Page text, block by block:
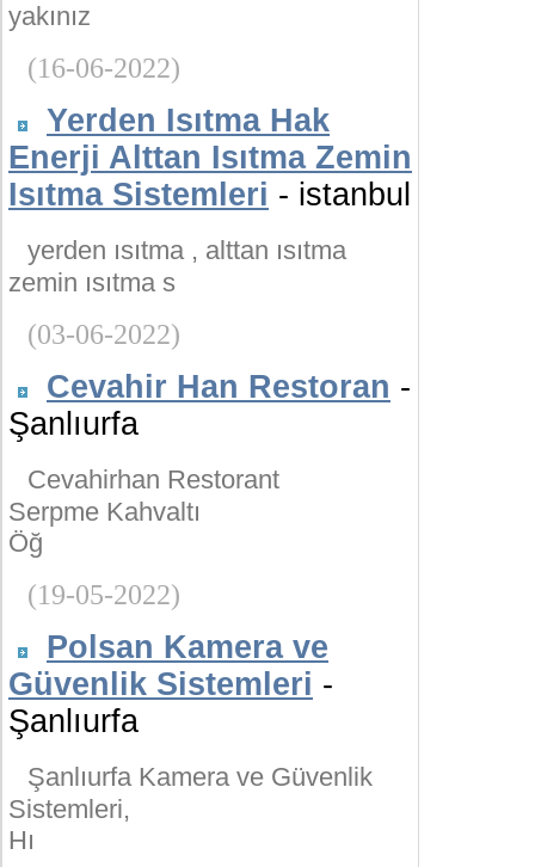
yakınız
(16-06-2022)
Yerden Isıtma Hak
Enerji Alttan Isıtma Zemin
Isıtma Sistemleri - istanbul
yerden ısıtma , alttan ısıtma
zemin ısıtma s
(03-06-2022)
Cevahir Han Restoran -
Şanlıurfa
Cevahirhan Restorant
Serpme Kahvaltı
Öğ
(19-05-2022)
Polsan Kamera ve
Güvenlik Sistemleri -
Şanlıurfa
Şanlıurfa Kamera ve Güvenlik
Sistemleri,
Hı